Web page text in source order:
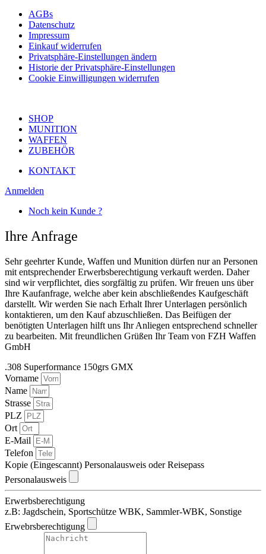
AGBs
Datenschutz
Impressum
Einkauf widerrufen
Privatsphäre-Einstellungen ändern
Historie der Privatsphäre-Einstellungen
Cookie Einwilligungen widerrufen
SHOP
MUNITION
WAFFEN
ZUBEHÖR
KONTAKT
Anmelden
Noch kein Kunde ?
Ihre Anfrage
Sehr geehrter Kunde, Waffen und Munition dürfen nur an Personen
mit entsprechender Erwerbsberechtigung verkauft werden. Daher
sind wir verpflichtet, dies sorgfältig zu prüfen. Wir freuen uns über
Ihre Kaufanfrage, welche aber kein abschließendes Kaufgeschäft
darstellt. Wir werden Sie nach Erhalt Ihrer Unterlagen persönlich
kontaktieren, um den Kauf abzuschließen. Das Beifügen der
benötigten Unterlagen hilft uns Ihr Anliegen entsprechend schneller
zu bearbeiten. Mit freundlichen Grüßen Ihr Team von FZH Waffen
GmbH
.308 Superformance 150grs GMX
Vorname
Name
Strasse
PLZ
Ort
E-Mail
Telefon
Kopie (Eingescannt) Personalausweis oder Reisepass
Personalausweis
Erwerbsberechtigung
z.B: Jagdschein, Sportschütze WBK, Sammler-WBK, Sonstige
Erwebrsberechtigung